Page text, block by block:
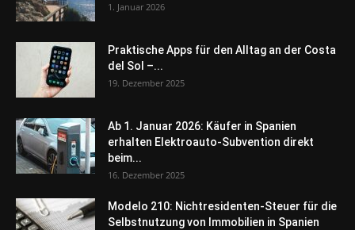
1. Januar 2026
Praktische Apps für den Alltag an der Costa
del Sol –...
19. Dezember 2025
Ab 1. Januar 2026: Käufer in Spanien
erhalten Elektroauto-Subvention direkt
beim...
16. Dezember 2025
Modelo 210: Nichtresidenten-Steuer für die
Selbstnutzung von Immobilien in Spanien